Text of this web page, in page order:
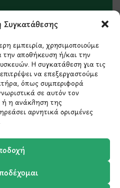
Συγκατάθεσης
εμπειρία, χρησιμοποιούμε
την αποθήκευση ή/και την
Η συγκατάθεση για τις
να επεξεργαστούμε
όπως συμπεριφορά
σε αυτόν τον
ή η ανάκληση της
αρνητικά ορισμένες
με ένα προϊόν ή μια
ένα email και θα
μαζί σας.